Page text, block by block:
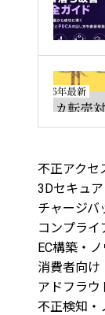
不正アクセ
3Dセキュア
チャージバ
コンプライ
EC構築・
消費者向け
アドフラウ
不正検知・